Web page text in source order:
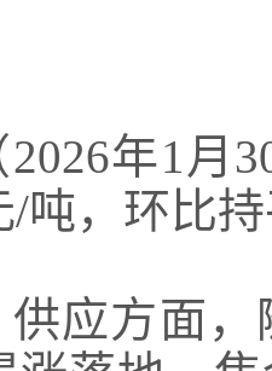
年1月
/吨，环比
应方面